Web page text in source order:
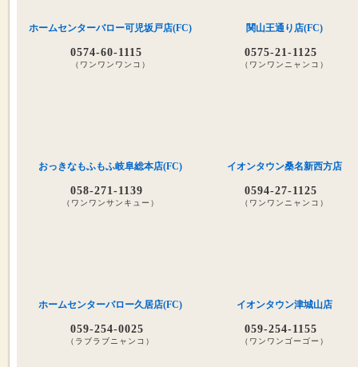
ホームセンターバロー可児坂戸店(FC)
0574-60-1115
（ワンワンワンコ）
関山王通り店(FC)
0575-21-1125
（ワンワンニャンコ）
おっきなもふもふ岐阜総本店(FC)
058-271-1139
（ワンワンサンキュー）
イオンタウン桑名新西方店
0594-27-1125
（ワンワンニャンコ）
ホームセンターバロー久居店(FC)
059-254-0025
（ラブラブニャンコ）
イオンタウン津城山店
059-254-1155
（ワンワンゴーゴー）